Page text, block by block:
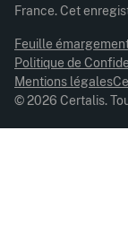
France. Cet
© 2026 Certalis.
Feuille
Politique de
Mentions légales